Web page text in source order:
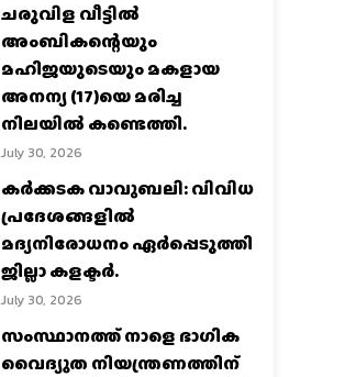
ചരുവിള വീട്ടിൽ
അംബികന്റെയും
മഹിജയുടെയും മകളായ
അനന്യ (17)യെ മരിച്ച
നിലയിൽ കണ്ടെത്തി.
July 30, 2026
കര്‍ക്കടക വാവുബലി: വിവിധ
പ്രദേശങ്ങളില്‍
മദ്യനിരോധനം ഏര്‍പ്പെടുത്തി
ജില്ലാ കളക്ടര്‍.
July 30, 2026
സംസ്ഥാനത്ത് നാളെ ഭാഗിക
വൈദ്യുത നിയന്ത്രണത്തിന്